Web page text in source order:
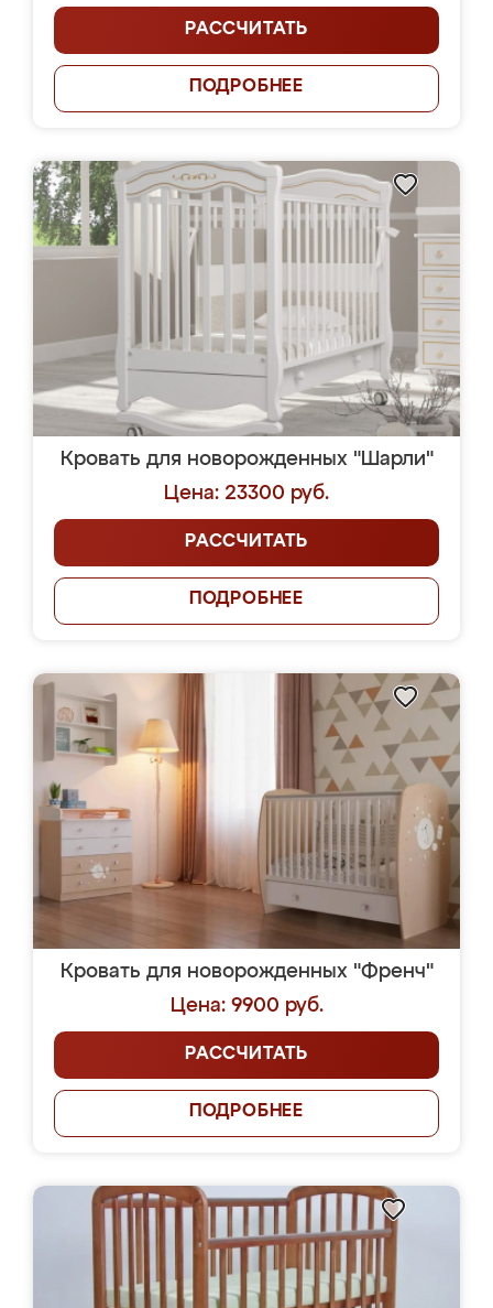
РАССЧИТАТЬ
ПОДРОБНЕЕ
Кровать для новорожденных "Шарли"
Цена: 23300 руб.
РАССЧИТАТЬ
ПОДРОБНЕЕ
Кровать для новорожденных "Френч"
Цена: 9900 руб.
РАССЧИТАТЬ
ПОДРОБНЕЕ